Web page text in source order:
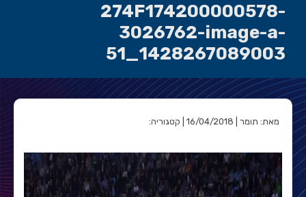
274F174200000578-
3026762-image-a-
51_1428267089003
מאת: תומר | 16/04/2018 | קטגוריה: